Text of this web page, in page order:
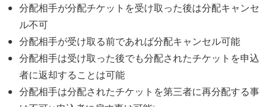
分配相手が分配チケットを受け取った後は分配キャンセ
ル不可
分配相手が受け取る前であれば分配キャンセル可能
分配相手は受け取った後でも分配されたチケットを申込
者に返却することは可能
分配相手は分配されたチケットを第三者に再分配する事